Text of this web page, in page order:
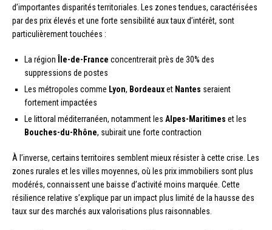
d’importantes disparités territoriales. Les zones tendues, caractérisées
par des prix élevés et une forte sensibilité aux taux d’intérêt, sont
particulièrement touchées :
La région Île-de-France concentrerait près de 30% des
suppressions de postes
Les métropoles comme Lyon, Bordeauxet Nantes seraient
fortement impactées
Le littoral méditerranéen, notamment les Alpes-Maritimes et les
Bouches-du-Rhône, subirait une forte contraction
À l’inverse, certains territoires semblent mieux résister à cette crise. Les
zones rurales et les villes moyennes, où les prix immobiliers sont plus
modérés, connaissent une baisse d’activité moins marquée. Cette
résilience relative s’explique par un impact plus limité de la hausse des
taux sur des marchés aux valorisations plus raisonnables.